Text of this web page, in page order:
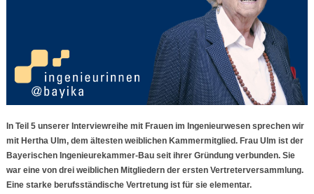
In Teil 5 unserer Interviewreihe mit Frauen im Ingenieurwesen sprechen wir
mit Hertha Ulm, dem ältesten weiblichen Kammermitglied. Frau Ulm ist der
Bayerischen Ingenieurekammer-Bau seit ihrer Gründung verbunden. Sie
war eine von drei weiblichen Mitgliedern der ersten Vertreterversammlung.
Eine starke berufsständische Vertretung ist für sie elementar.